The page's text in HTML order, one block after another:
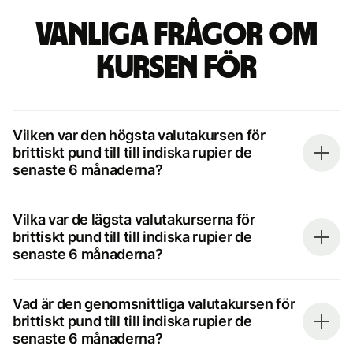
Vanliga frågor om
kursen för
Vilken var den högsta valutakursen för
brittiskt pund till till indiska rupier de
senaste 6 månaderna?
Vilka var de lägsta valutakurserna för
brittiskt pund till till indiska rupier de
senaste 6 månaderna?
Vad är den genomsnittliga valutakursen för
brittiskt pund till till indiska rupier de
senaste 6 månaderna?